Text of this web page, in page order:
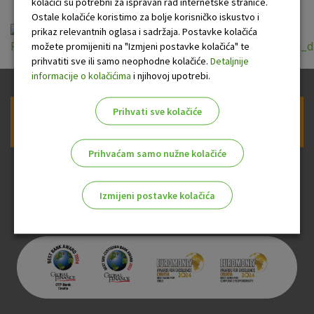
Prijava na newsletter OTP banke
Ostale kolačiće koristimo za bolje korisničko iskustvo i
prikaz relevantnih oglasa i sadržaja. Postavke kolačića
možete promijeniti na "Izmjeni postavke kolačića" te
prihvatiti sve ili samo neophodne kolačiće. Detaljnije
informacije o kolačićima i njihovoj upotrebi.
Prihvati sve kolačiće
Prihvaćam samo nužne kolačiće
Izmijeni postavke kolačića